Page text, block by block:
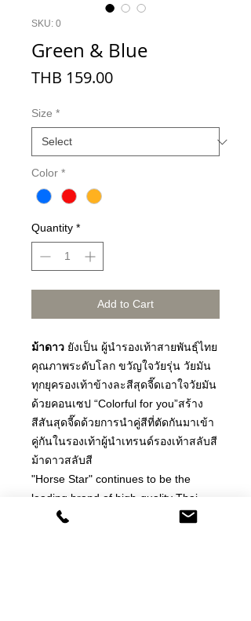
SKU: 0
Green & Blue
THB 159.00Price
Size *
Color *
Quantity *
Add to Cart
ม้าดาว ยังเป็น ผู้นำรองเท้าสายพันธุ์ไทย
คุณภาพระดับโลก ขวัญใจวัยรุ่น วัยมัน
ทุกยุครองเท้าข้างละสีสุดจี๊ดเอาใจวัยมัน
ด้วยคอนเซป “Colorful for you”สร้าง
สีสันสุดจี๊ดด้วยการนำคู่สีที่ตัดกันมาเข้า
คู่กันในรองเท้าผู้นำเทรนด์รองเท้าสลับสี
ม้าดาวสลับสี
"Horse Star" continues to be the
leading brand of high-quality Thai
heritage shoes worldwide, beloved by